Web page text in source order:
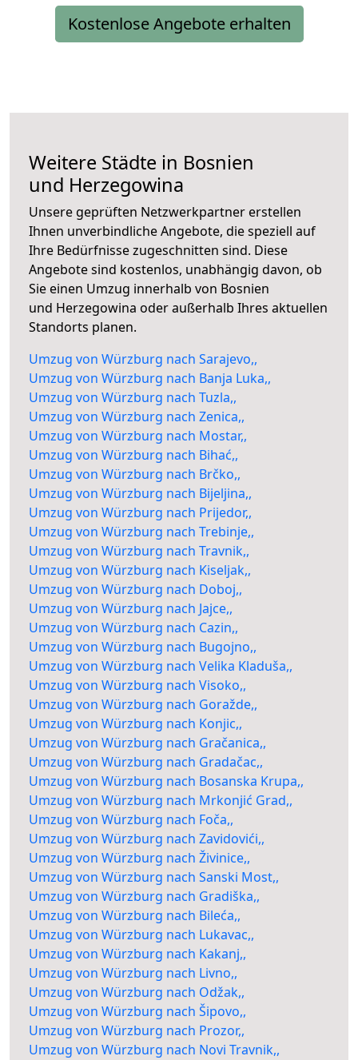
Kostenlose Angebote erhalten
Weitere Städte in Bosnien
und Herzegowina
Unsere geprüften Netzwerkpartner erstellen
Ihnen unverbindliche Angebote, die speziell auf
Ihre Bedürfnisse zugeschnitten sind. Diese
Angebote sind kostenlos, unabhängig davon, ob
Sie einen Umzug innerhalb von Bosnien
und Herzegowina oder außerhalb Ihres aktuellen
Standorts planen.
Umzug von Würzburg nach Sarajevo,,
Umzug von Würzburg nach Banja Luka,,
Umzug von Würzburg nach Tuzla,,
Umzug von Würzburg nach Zenica,,
Umzug von Würzburg nach Mostar,,
Umzug von Würzburg nach Bihać,,
Umzug von Würzburg nach Brčko,,
Umzug von Würzburg nach Bijeljina,,
Umzug von Würzburg nach Prijedor,,
Umzug von Würzburg nach Trebinje,,
Umzug von Würzburg nach Travnik,,
Umzug von Würzburg nach Kiseljak,,
Umzug von Würzburg nach Doboj,,
Umzug von Würzburg nach Jajce,,
Umzug von Würzburg nach Cazin,,
Umzug von Würzburg nach Bugojno,,
Umzug von Würzburg nach Velika Kladuša,,
Umzug von Würzburg nach Visoko,,
Umzug von Würzburg nach Goražde,,
Umzug von Würzburg nach Konjic,,
Umzug von Würzburg nach Gračanica,,
Umzug von Würzburg nach Gradačac,,
Umzug von Würzburg nach Bosanska Krupa,,
Umzug von Würzburg nach Mrkonjić Grad,,
Umzug von Würzburg nach Foča,,
Umzug von Würzburg nach Zavidovići,,
Umzug von Würzburg nach Živinice,,
Umzug von Würzburg nach Sanski Most,,
Umzug von Würzburg nach Gradiška,,
Umzug von Würzburg nach Bileća,,
Umzug von Würzburg nach Lukavac,,
Umzug von Würzburg nach Kakanj,,
Umzug von Würzburg nach Livno,,
Umzug von Würzburg nach Odžak,,
Umzug von Würzburg nach Šipovo,,
Umzug von Würzburg nach Prozor,,
Umzug von Würzburg nach Novi Travnik,,